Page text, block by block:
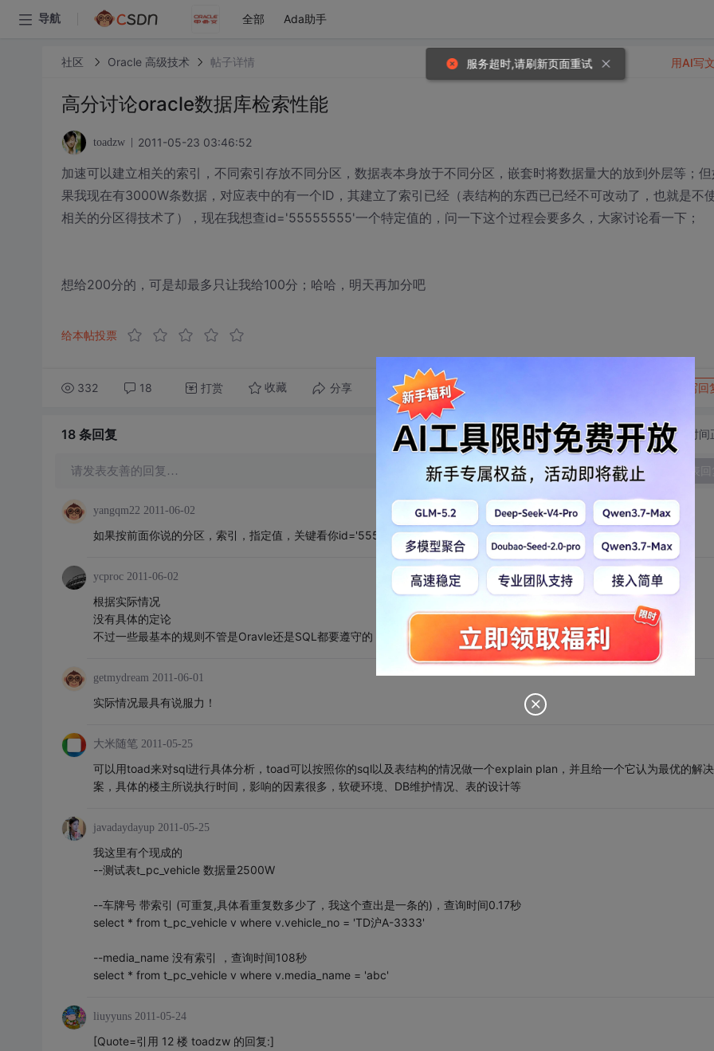
导航 全部 Ada助手
社区 Oracle 高级技术 帖子详情
高分讨论oracle数据库检索性能
toadzw 2011-05-23 03:46:52
加速可以建立相关的索引，不同索引存放不同分区，数据表本身放于不同分区，嵌套时将数据量大的放到外层等；但
果我现在有3000W条数据，对应表中的有一个ID，其建立了索引已经（表结构的东西已已经不可改动了，也就是不
相关的分区得技术了），现在我想查id='55555555'一个特定值的，问一下这个过程会要多久，大家讨论看一下；
想给200分的，可是却最多只让我给100分；哈哈，明天再加分吧
给本帖投票
332 18 打赏 收藏 分享 转发到动态 写回
用AI写
18 条回复 切换为时间
请发表友善的回复…
yangqm22 2011-06-02
如果按前面你说的分区，索引，指定值，关键看你id='55555555'有多大数据量然后决定你显示的性能。
ycproc 2011-06-02
根据实际情况
没有具体的定论
不过一些最基本的规则不管是Oravle还是SQL都要遵守的
getmydream 2011-06-01
实际情况最具有说服力！
大米随笔 2011-05-25
可以用toad来对sql进行具体分析，toad可以按照你的sql以及表结构的情况做一个explain plan，并且给一个它认为最优的解
案，具体的楼主所说执行时间，影响的因素很多，软硬环境、DB维护情况、表的设计等
javadaydayup 2011-05-25
我这里有个现成的
--测试表t_pc_vehicle 数据量2500W
--车牌号 带索引 (可重复,具体看重复数多少了，我这个查出是一条的)，查询时间0.17秒
select * from t_pc_vehicle v where v.vehicle_no = 'TD沪A-3333'
--media_name 没有索引 ，查询时间108秒
select * from t_pc_vehicle v where v.media_name = 'abc'
liuyyuns 2011-05-24
[Quote=引用 12 楼 toadzw 的回复:]
服务超时,请刷新页面重试